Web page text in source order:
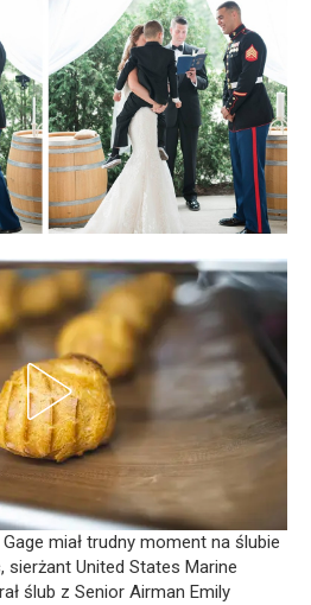
miał trudny moment na ślubie
United States Marine
ślub z Senior Airman Emily